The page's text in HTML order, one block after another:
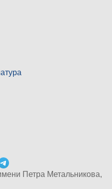
Петра Метальникова,